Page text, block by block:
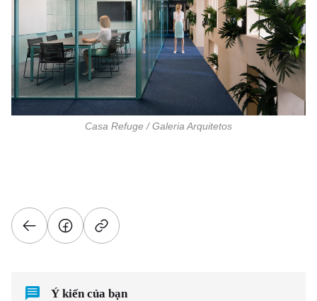
Casa Refuge / Galeria Arquitetos
Ý kiến của bạn